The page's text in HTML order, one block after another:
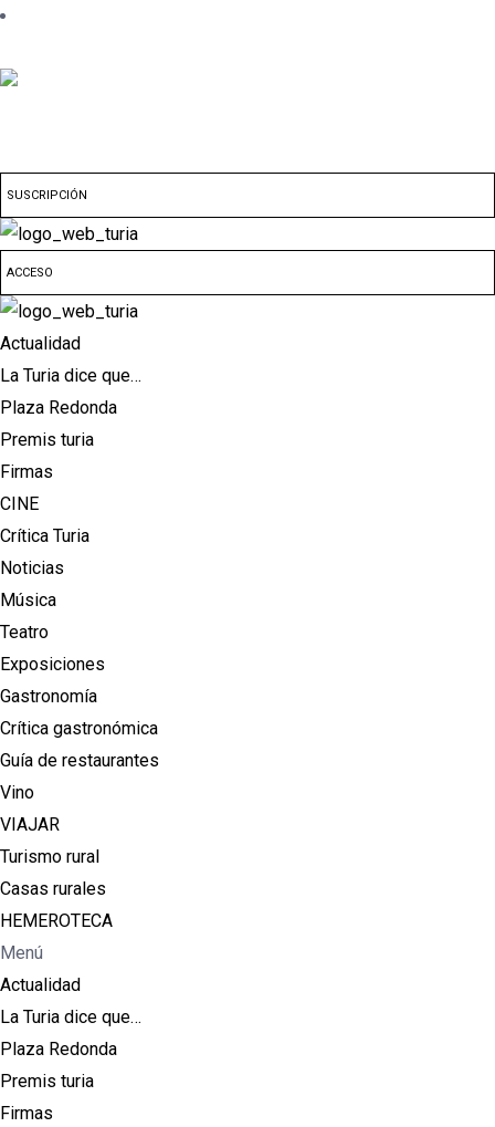
SUSCRIPCIÓN
ACCESO
Actualidad
La Turia dice que…
Plaza Redonda
Premis turia
Firmas
CINE
Crítica Turia
Noticias
Música
Teatro
Exposiciones
Gastronomía
Crítica gastronómica
Guía de restaurantes
Vino
VIAJAR
Turismo rural
Casas rurales
HEMEROTECA
Menú
Actualidad
La Turia dice que…
Plaza Redonda
Premis turia
Firmas